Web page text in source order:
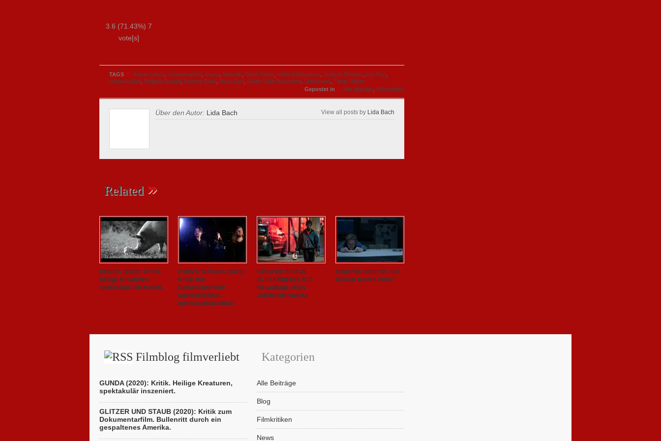
3.6 (71.43%) 7
vote[s]
TAGS » Ariane Labed chiwetel ejiofor, drama filmkritik Garth Davis Helen Edmundson Joaquin Phoenix Lior Raz
Lubna Azabal Philippa Goslett Rooney Mara Ryan Corr, Sarah-Sofie Boussnina Shira Haas Tahar Rahim
Gepostet in » Alle Beiträge Filmkritiken
Über den Autor: Lida Bach View all posts by Lida Bach
Related »
GUNDA (2020): Kritik.
Heilige Kreaturen,
spektakulär inszeniert.
Endlich Tacheles (2020)
Kritik zum
Dokumentarfilm:
unverständlich,
unmissverständlich.
Filmkritik BERLIN
ALEXANDERPLATZ:
Neuauflage eines
Jahrhundertwerks
Filmkritik SIBERIA: Die
Geister tanzen weiter
Filmblog filmverliebt
GUNDA (2020): Kritik. Heilige Kreaturen,
spektakulär inszeniert.
GLITZER UND STAUB (2020): Kritik zum
Dokumentarfilm. Bullenritt durch ein
gespaltenes Amerika.
Kategorien
Alle Beiträge
Blog
Filmkritiken
News